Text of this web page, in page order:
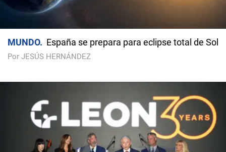
MUNDO España se prepara para eclipse total de Sol
Por JESÚS HERNÁNDEZ